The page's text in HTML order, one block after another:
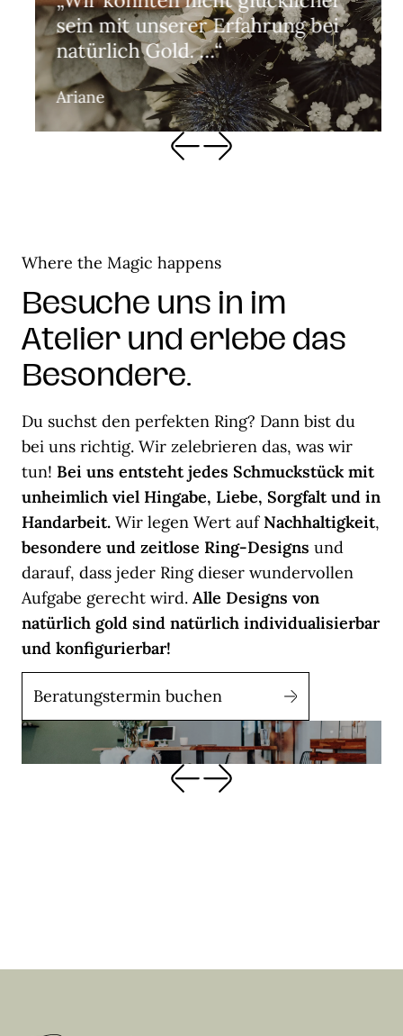
sein mit unserer Erfahrung bei
natürlich Gold. …“
Ariane
Where the Magic happens
Besuche uns in im
Atelier und erlebe das
Besondere.
Du suchst den perfekten Ring? Dann bist du
bei uns richtig. Wir zelebrieren das, was wir
tun! Bei uns entsteht jedes Schmuckstück mit
unheimlich viel Hingabe, Liebe, Sorgfalt und in
Handarbeit. Wir legen Wert auf Nachhaltigkeit,
besondere und zeitlose Ring-Designs und
darauf, dass jeder Ring dieser wundervollen
Aufgabe gerecht wird. Alle Designs von
natürlich gold sind natürlich individualisierbar
und konfigurierbar!
Beratungstermin buchen